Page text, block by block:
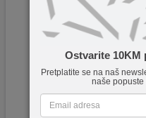
Ostvarite 10KM
Pretplatite se na naš
naše